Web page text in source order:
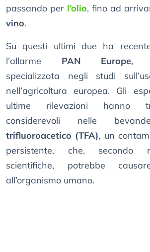
passando per l’olio, fino ad
vino.
Su questi ultimi due ha
l’allarme PAN Europe,
specializzata negli studi
nell’agricoltura europea. Gli
ultime rilevazioni hanno
considerevoli nelle
trifluoroacetico (TFA), un
persistente, che, secondo
scientifiche, potrebbe
all’organismo umano.